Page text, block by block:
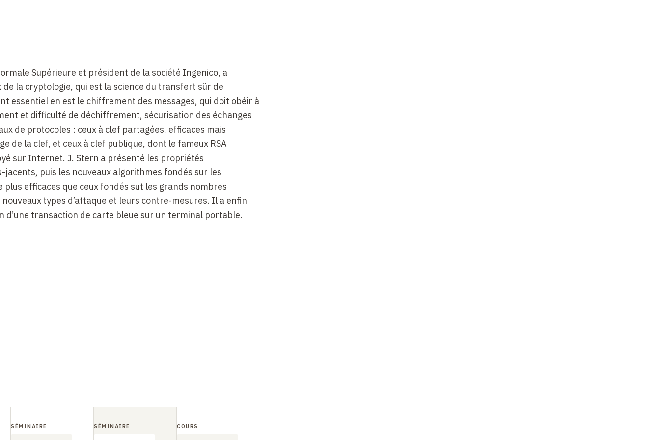
Supérieure et président de la société Ingenico, a
la cryptologie, qui est la science du transfert sûr de
essentiel en est le chiffrement des messages, qui doit obéir à
et difficulté de déchiffrement, sécurisation des échanges
de protocoles : ceux à clef partagées, efficaces mais
de la clef, et ceux à clef publique, dont le fameux RSA
sur Internet. J. Stern a présenté les propriétés
puis les nouveaux algorithmes fondés sur les
efficaces que ceux fondés sut les grands nombres
types d’attaque et leurs contre-mesures. Il a enfin
d’une transaction de carte bleue sur un terminal portable.
SÉMINAIRE SÉMINAIRE COURS